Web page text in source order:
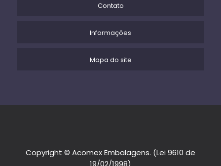
Contato
Informações
Mapa do site
Copyright © Acomex Embalagens. (Lei 9610 de
19/02/1998)